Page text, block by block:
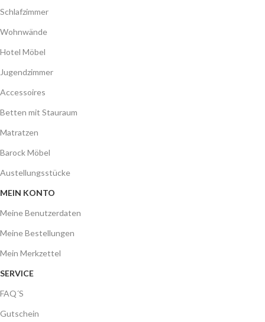
Schlafzimmer
Wohnwände
Hotel Möbel
Jugendzimmer
Accessoires
Betten mit Stauraum
Matratzen
Barock Möbel
Austellungsstücke
MEIN KONTO
Meine Benutzerdaten
Meine Bestellungen
Mein Merkzettel
SERVICE
FAQ´S
Gutschein